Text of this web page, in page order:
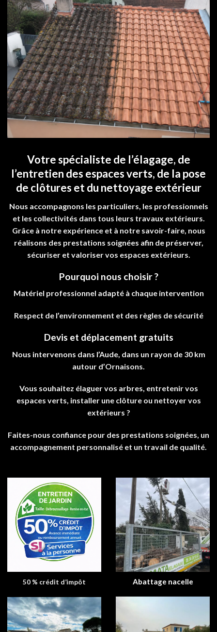
Votre spécialiste de l’élagage, de
l’entretien des espaces verts, de la pose
de clôtures et du nettoyage extérieur
Nous accompagnons les particuliers, les professionnels
et les collectivités dans tous leurs travaux extérieurs.
Grâce à notre expérience et à notre savoir-faire, nous
réalisons des prestations soignées afin de préserver,
sécuriser et valoriser vos espaces extérieurs.
Pourquoi nous choisir ?
Matériel professionnel adapté à chaque intervention
Respect de l’environnement et des règles de sécurité
Devis et déplacement gratuits
Nous intervenons dans l’Aude, dans un rayon de 30 km
autour d’Ornaisons.
Vous souhaitez élaguer vos arbres, entretenir vos
espaces verts, installer une clôture ou nettoyer vos
extérieurs ?
Faites-nous confiance pour des prestations soignées, un
accompagnement personnalisé et un travail de qualité.
50 % crédit d’impôt Abattage nacelle